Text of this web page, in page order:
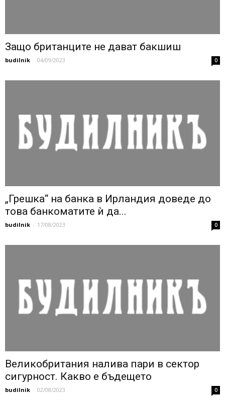
Защо британците не дават бакшиш
budilnik - 04/09/2023 0
„Грешка“ на банка в Ирландия доведе до
това банкоматите ѝ да...
budilnik - 17/08/2023 0
Великобритания налива пари в сектор
сигурност. Какво е бъдещето
budilnik - 02/08/2023 0